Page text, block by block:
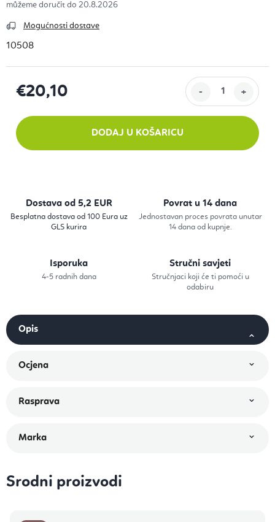
20.8.2026
Mogućnosti dostave
10508
€20,10
DODAJ U KOŠARICU
Dostava od 5,2 EUR
Besplatna dostava od 100 Eura uz
GLS kurira
Povrat u 14 dana
Jednostavan proces povrata unutar
14 dana od kupnje.
Isporuka
4-5 radnih dana
Stručni savjeti
Stručnjaci koji će ti pomoći u
odabiru
Srodni proizvodi